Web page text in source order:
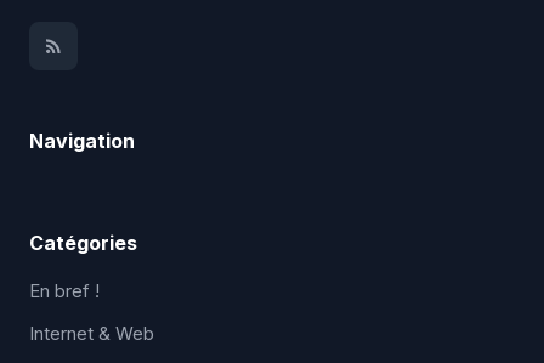
Navigation
Catégories
En bref !
Internet & Web